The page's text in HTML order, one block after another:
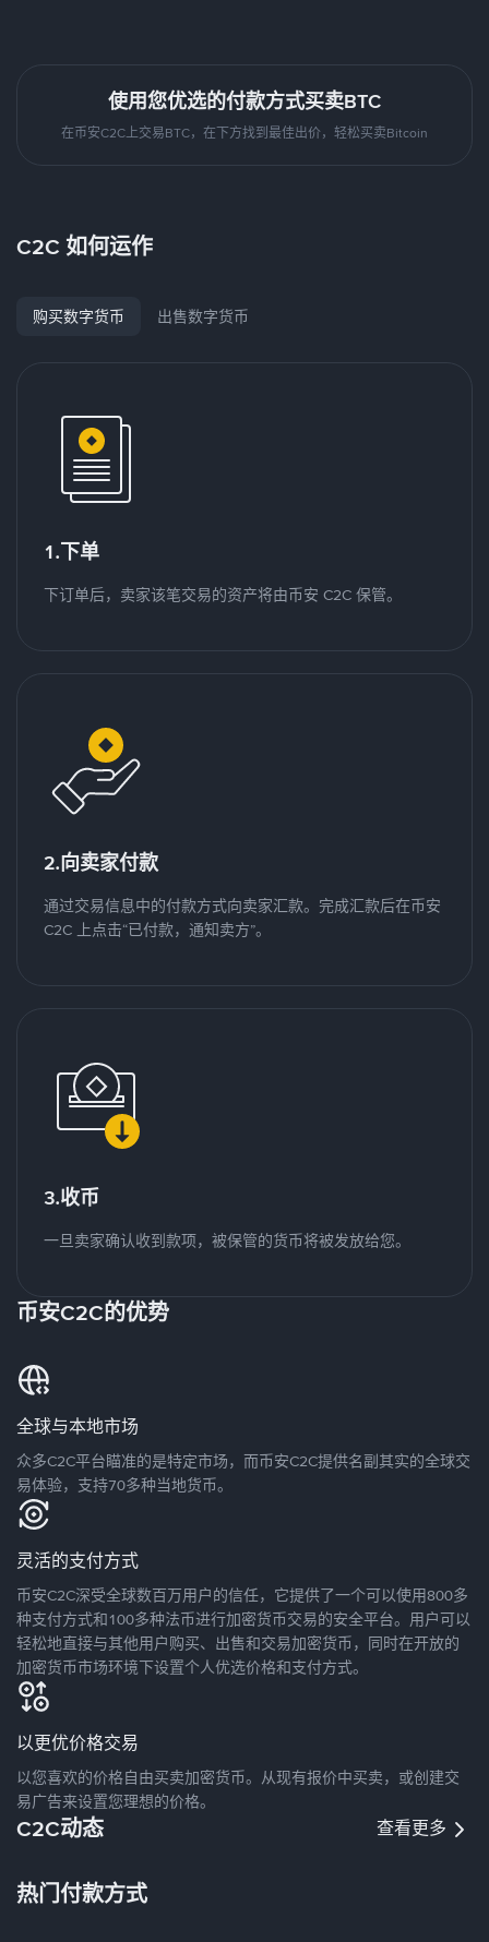
使用您优选的付款方式买卖BTC
在币安C2C上交易BTC，在下方找到最佳出价，轻松买卖Bitcoin
C2C 如何运作
购买数字货币 出售数字货币
1.下单
下订单后，卖家该笔交易的资产将由币安 C2C 保管。
2.向卖家付款
通过交易信息中的付款方式向卖家汇款。完成汇款后在币安
C2C 上点击“已付款，通知卖方”。
3.收币
一旦卖家确认收到款项，被保管的货币将被发放给您。
币安C2C的优势
全球与本地市场
众多C2C平台瞄准的是特定市场，而币安C2C提供名副其实的全球交
易体验，支持70多种当地货币。
灵活的支付方式
币安C2C深受全球数百万用户的信任，它提供了一个可以使用800多
种支付方式和100多种法币进行加密货币交易的安全平台。用户可以
轻松地直接与其他用户购买、出售和交易加密货币，同时在开放的
加密货币市场环境下设置个人优选价格和支付方式。
以更优价格交易
以您喜欢的价格自由买卖加密货币。从现有报价中买卖，或创建交
易广告来设置您理想的价格。
C2C动态 查看更多
热门付款方式